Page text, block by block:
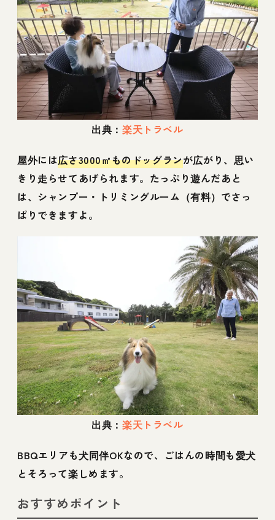
出典：楽天トラベル
屋外には広さ3000㎡ものドッグランが広がり、思い
きり走らせてあげられます。たっぷり遊んだあと
は、シャンプー・トリミングルーム（有料）でさっ
ぱりできますよ。
出典：楽天トラベル
BBQエリアも犬同伴OKなので、ごはんの時間も愛犬
とそろって楽しめます。
おすすめポイント